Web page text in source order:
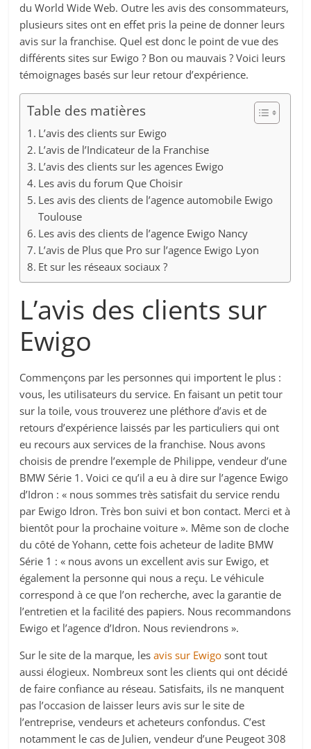
du World Wide Web. Outre les avis des consommateurs,
plusieurs sites ont en effet pris la peine de donner leurs
avis sur la franchise. Quel est donc le point de vue des
différents sites sur Ewigo ? Bon ou mauvais ? Voici leurs
témoignages basés sur leur retour d’expérience.
Table des matières
L’avis des clients sur Ewigo
L’avis de l’Indicateur de la Franchise
L’avis des clients sur les agences Ewigo
Les avis du forum Que Choisir
Les avis des clients de l’agence automobile Ewigo
Toulouse
Les avis des clients de l’agence Ewigo Nancy
L’avis de Plus que Pro sur l’agence Ewigo Lyon
Et sur les réseaux sociaux ?
L’avis des clients sur
Ewigo
Commençons par les personnes qui importent le plus :
vous, les utilisateurs du service. En faisant un petit tour
sur la toile, vous trouverez une pléthore d’avis et de
retours d’expérience laissés par les particuliers qui ont
eu recours aux services de la franchise. Nous avons
choisis de prendre l’exemple de Philippe, vendeur d’une
BMW Série 1. Voici ce qu’il a eu à dire sur l’agence Ewigo
d’Idron : « nous sommes très satisfait du service rendu
par Ewigo Idron. Très bon suivi et bon contact. Merci et à
bientôt pour la prochaine voiture ». Même son de cloche
du côté de Yohann, cette fois acheteur de ladite BMW
Série 1 : « nous avons un excellent avis sur Ewigo, et
également la personne qui nous a reçu. Le véhicule
correspond à ce que l’on recherche, avec la garantie de
l’entretien et la facilité des papiers. Nous recommandons
Ewigo et l’agence d’Idron. Nous reviendrons ».
Sur le site de la marque, lesavis sur Ewigo sont tout
aussi élogieux. Nombreux sont les clients qui ont décidé
de faire confiance au réseau. Satisfaits, ils ne manquent
pas l’occasion de laisser leurs avis sur le site de
l’entreprise, vendeurs et acheteurs confondus. C’est
notamment le cas de Julien, vendeur d’une Peugeot 308